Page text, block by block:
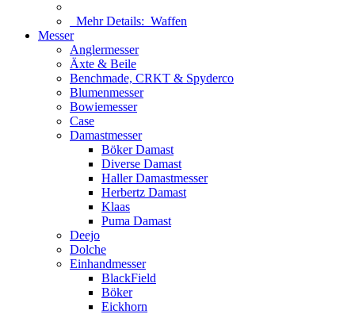
Mehr Details: Waffen
Messer
Anglermesser
Äxte & Beile
Benchmade, CRKT & Spyderco
Blumenmesser
Bowiemesser
Case
Damastmesser
Böker Damast
Diverse Damast
Haller Damastmesser
Herbertz Damast
Klaas
Puma Damast
Deejo
Dolche
Einhandmesser
BlackField
Böker
Eickhorn